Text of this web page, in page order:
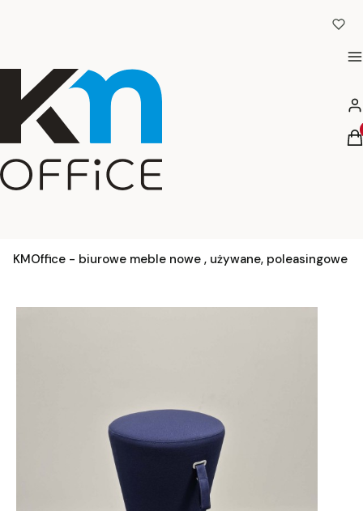
KMOffice - biurowe meble nowe , używane, poleasingowe -